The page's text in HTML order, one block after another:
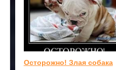
Осторожно! Злая собака